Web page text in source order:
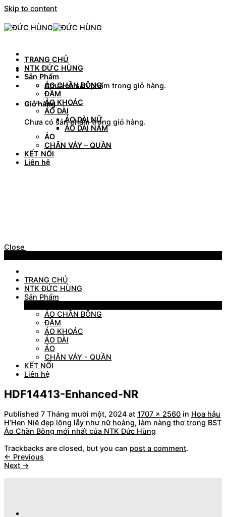
Skip to content
Chưa có sản phẩm trong giỏ hàng.
Giỏ hàng
Chưa có sản phẩm trong giỏ hàng.
TRANG CHỦ
NTK ĐỨC HÙNG
Sản Phẩm
ÁO CHẦN BÔNG
ĐẦM
ÁO KHOÁC
ÁO DÀI
ÁO DÀI NỮ
ÁO DÀI NAM
ÁO
CHÂN VÁY – QUẦN
KẾT NỐI
Liên hệ
Close
TRANG CHỦ
NTK ĐỨC HÙNG
Sản Phẩm
ÁO CHẦN BÔNG
ĐẦM
ÁO KHOÁC
ÁO DÀI
ÁO
CHÂN VÁY - QUẦN
KẾT NỐI
Liên hệ
HDF14413-Enhanced-NR
Published 7 Tháng mười một, 2024 at 1707 × 2560 in Hoa hậu
H’Hen Niê đẹp lộng lẫy như nữ hoàng, làm nàng thơ trong BST
Áo Chần Bông mới nhất của NTK Đức Hùng
Trackbacks are closed, but you can post a comment.
← Previous
Next →